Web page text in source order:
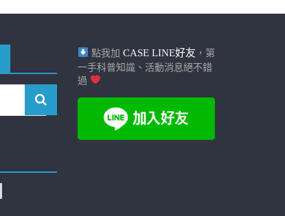
點我加 CASE LINE好友 ，第
一手科普知識、活動消息絕不錯
過